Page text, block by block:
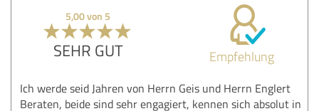
5,00 von 5
SEHR GUT Empfehlung
Ich werde seid Jahren von Herrn Geis und Herrn Englert
Beraten, beide sind sehr engagiert, kennen sich absolut in